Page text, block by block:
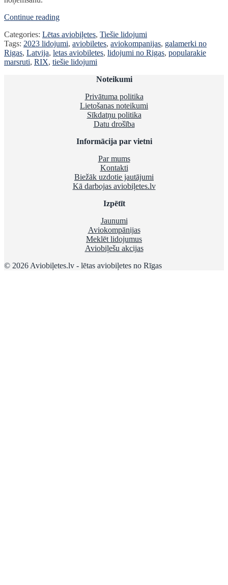
Continue readingLĒTAS
|
VISI
GALAMĒRĶI
NO
Categories: Lētas aviobiļetes, Tiešie lidojumi
Tags: 2023 lidojumi, aviobiletes, aviokompanijas, galamerki no
Rigas, Latvija, letas aviobiletes, lidojumi no Rigas, popularakie
marsruti, RIX, tiešie lidojumi
Noteikumi
Privātuma politika
Lietošanas noteikumi
Sīkdatņu politika
Datu drošība
Informācija par vietni
Par mums
Kontakti
Biežāk uzdotie jautājumi
Kā darbojas aviobiļetes.lv
Izpētīt
Jaunumi
Aviokompānijas
Meklēt lidojumus
Aviobiļešu akcijas
© 2026 Aviobiļetes.lv - lētas aviobiļetes no Rīgas